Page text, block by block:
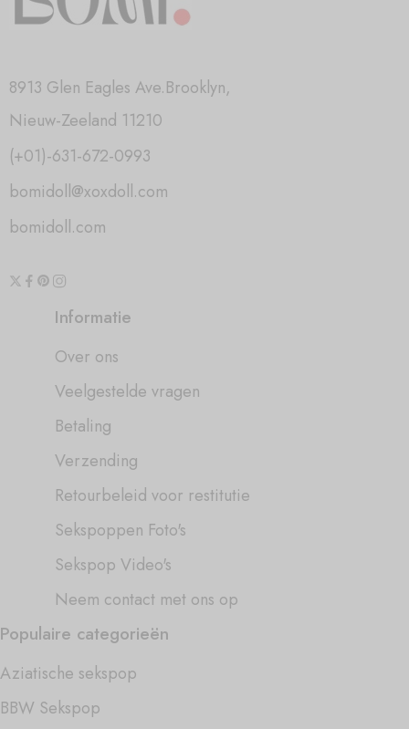
8913 Glen Eagles Ave.Brooklyn,
Nieuw-Zeeland 11210
(+01)-631-672-0993
bomidoll@xoxdoll.com
bomidoll.com
Informatie
Over ons
Veelgestelde vragen
Betaling
Verzending
Retourbeleid voor restitutie
Sekspoppen Foto's
Sekspop Video's
Neem contact met ons op
Populaire categorieën
Aziatische sekspop
BBW Sekspop